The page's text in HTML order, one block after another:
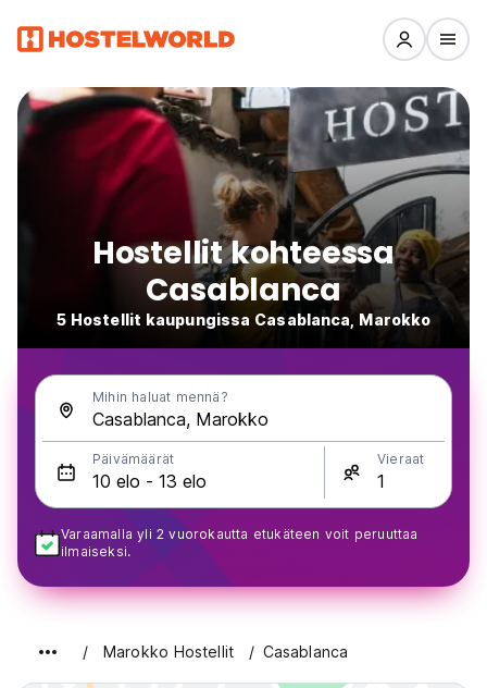
Hostellit kohteessa
Casablanca
5 Hostellit kaupungissa Casablanca, Marokko
Mihin haluat mennä?
Päivämäärät Vieraat
Varaamalla yli 2 vuorokautta etukäteen voit peruuttaa
ilmaiseksi.
Marokko Hostellit Casablanca